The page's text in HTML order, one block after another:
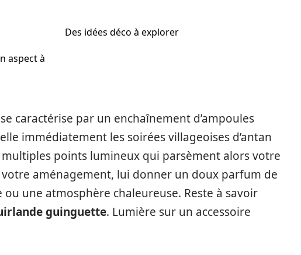
aspect à
Des idées déco à explorer
caractérise par un enchaînement d’ampoules
immédiatement les soirées villageoises d’antan
multiples points lumineux qui parsèment alors votre
aménagement, lui donner un doux parfum de
une atmosphère chaleureuse. Reste à savoir
guinguette. Lumière sur un accessoire